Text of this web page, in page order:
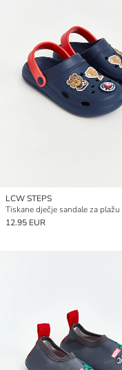
LCW STEPS
Tiskane dječje sandale za plažu
12.95 EUR